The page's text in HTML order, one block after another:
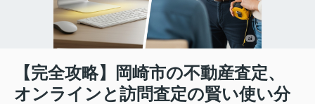
【完全攻略】岡崎市の不動産査定、
オンラインと訪問査定の賢い使い分